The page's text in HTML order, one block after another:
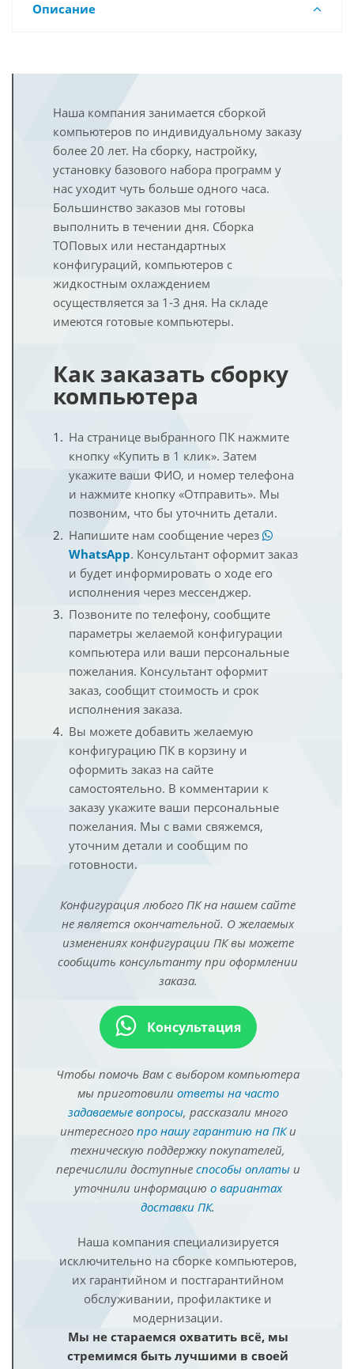
Описание
Наша компания занимается сборкой
компьютеров по индивидуальному заказу
более 20 лет. На сборку, настройку,
установку базового набора программ у
нас уходит чуть больше одного часа.
Большинство заказов мы готовы
выполнить в течении дня. Сборка
ТОПовых или нестандартных
конфигураций, компьютеров с
жидкостным охлаждением
осуществляется за 1-3 дня. На складе
имеются готовые компьютеры.
Как заказать сборку
компьютера
На странице выбранного ПК нажмите
кнопку «Купить в 1 клик». Затем
укажите ваши ФИО, и номер телефона
и нажмите кнопку «Отправить». Мы
позвоним, что бы уточнить детали.
Напишите нам сообщение через
WhatsApp. Консультант оформит заказ
и будет информировать о ходе его
исполнения через мессенджер.
Позвоните по телефону, сообщите
параметры желаемой конфигурации
компьютера или ваши персональные
пожелания. Консультант оформит
заказ, сообщит стоимость и срок
исполнения заказа.
Вы можете добавить желаемую
конфигурацию ПК в корзину и
оформить заказ на сайте
самостоятельно. В комментарии к
заказу укажите ваши персональные
пожелания. Мы с вами свяжемся,
уточним детали и сообщим по
готовности.
Конфигурация любого ПК на нашем сайте
не является окончательной. О желаемых
изменениях конфигурации ПК вы можете
сообщить консультанту при оформлении
заказа.
Консультация
Чтобы помочь Вам с выбором компьютера
мы приготовили ответы на часто
задаваемые вопросы, рассказали много
интересного про нашу гарантию на ПКи
техническую поддержку покупателей,
перечислили доступные способы оплатыи
уточнили информацию о вариантах
доставки ПК.
Наша компания специализируется
исключительно на сборке компьютеров,
их гарантийном и постгарантийном
обслуживании, профилактике и
модернизации.
Мы не стараемся охватить всё, мы
стремимся быть лучшими в своей